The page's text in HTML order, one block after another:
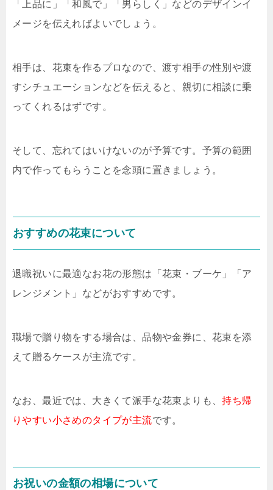
「上品に」「和風で」「男らしく」などのデザインイ
メージを伝えればよいでしょう。
相手は、花束を作るプロなので、渡す相手の性別や渡
すシチュエーションなどを伝えると、親切に相談に乗
ってくれるはずです。
そして、忘れてはいけないのが予算です。予算の範囲
内で作ってもらうことを念頭に置きましょう。
おすすめの花束について
退職祝いに最適なお花の形態は「花束・ブーケ」「ア
レンジメント」などがおすすめです。
職場で贈り物をする場合は、品物や金券に、花束を添
えて贈るケースが主流です。
なお、最近では、大きくて派手な花束よりも、持ち帰
りやすい小さめのタイプが主流です。
お祝いの金額の相場について